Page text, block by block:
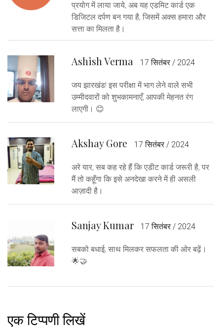
प्रयोग में लाया जाये, अब यह एडमिट कार्ड एक
डिजिटल दर्पण बन गया है, जिसमें अक्स हमारा और
सत्ता का मिलता है।
Ashish Verma 17 सितंबर / 2024
जय झारखंड! इस परीक्षा में भाग लेने वाले सभी
उम्मीदवारों को शुभकामनाएँ, आपकी मेहनत रंग
लाएगी। 😊
Akshay Gore 17 सितंबर / 2024
अरे यार, सब कह रहे हैं कि एडीट कार्ड जरूरी है, पर
मैं तो कहूँगा कि इसे अनदेखा करने में ही असली
आज़ादी है।
Sanjay Kumar 17 सितंबर / 2024
सबको बधाई, साथ मिलकर सफलता की ओर बढ़ें।
🌟🤝
एक टिप्पणी लिखें